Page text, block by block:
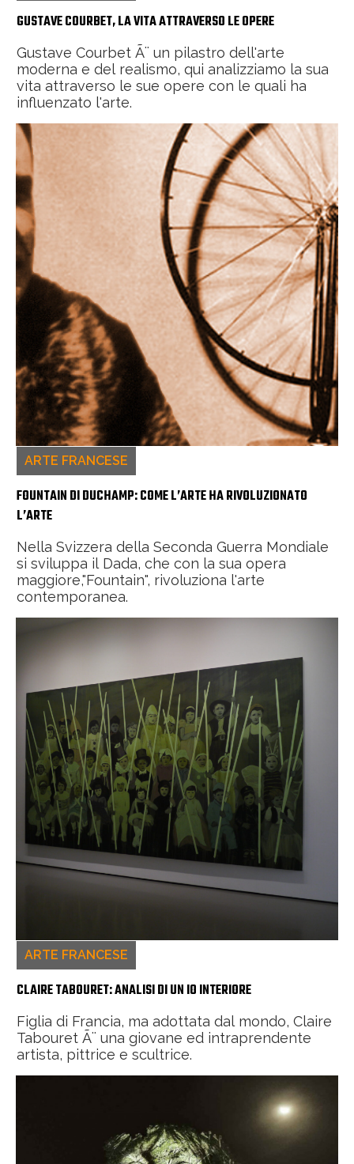
GUSTAVE COURBET, LA VITA ATTRAVERSO LE OPERE
Gustave Courbet Ã¨ un pilastro dell'arte
moderna e del realismo, qui analizziamo la sua
vita attraverso le sue opere con le quali ha
influenzato l'arte.
ARTE FRANCESE
FOUNTAIN DI DUCHAMP: COME L’ARTE HA RIVOLUZIONATO
L’ARTE
Nella Svizzera della Seconda Guerra Mondiale
si sviluppa il Dada, che con la sua opera
maggiore,"Fountain", rivoluziona l'arte
contemporanea.
ARTE FRANCESE
CLAIRE TABOURET: ANALISI DI UN IO INTERIORE
Figlia di Francia, ma adottata dal mondo, Claire
Tabouret Ã¨ una giovane ed intraprendente
artista, pittrice e scultrice.